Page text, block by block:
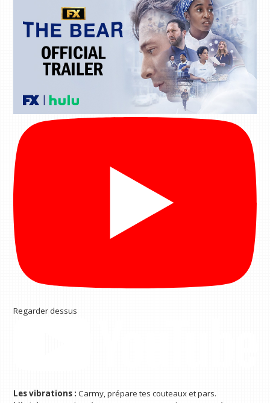
Regarder dessus
Les vibrations : Carmy, prépare tes couteaux et pars.